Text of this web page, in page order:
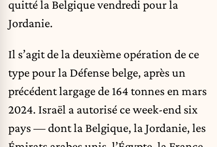
quitté la Belgique vendredi pour la
Jordanie.
Il s’agit de la deuxième opération de ce
type pour la Défense belge, après un
précédent largage de 164 tonnes en mars
2024. Israël a autorisé ce week-end six
pays — dont la Belgique, la Jordanie, les